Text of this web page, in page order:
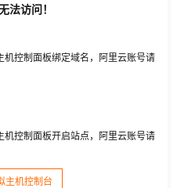
法访问！
控制面板绑定域名，阿里云账号请
控制面板开启站点，阿里云账号请
主机控制台